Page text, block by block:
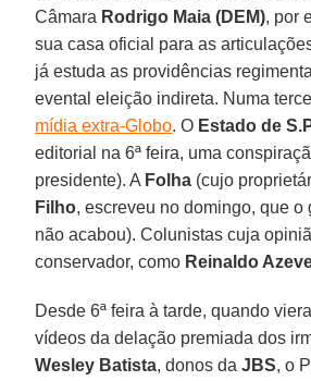
Câmara Rodrigo Maia (DEM), por
sua casa oficial para as
já estuda as providências
evental eleição indireta. Numa
mídia extra-Globo. O Estado de
editorial na 6ª feira, uma
presidente). A Folha (cujo
Filho, escreveu no domingo, que o
não acabou). Colunistas cuja
conservador, como Reinaldo
Desde 6ª feira à tarde, quando
vídeos da delação premiada dos
Wesley Batista, donos daJBS, o